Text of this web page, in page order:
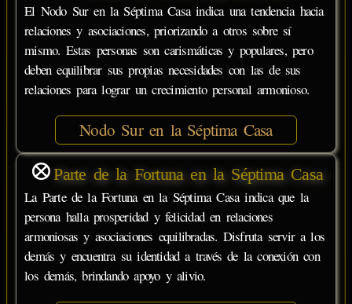
El Nodo Sur en la Séptima Casa indica una tendencia hacia
relaciones y asociaciones, priorizando a otros sobre sí
mismo. Estas personas son carismáticas y populares, pero
deben equilibrar sus propias necesidades con las de sus
relaciones para lograr un crecimiento personal armonioso.
Nodo Sur en la Séptima Casa
Parte de la Fortuna en la Séptima Casa
La Parte de la Fortuna en la Séptima Casa indica que la
persona halla prosperidad y felicidad en relaciones
armoniosas y asociaciones equilibradas. Disfruta servir a los
demás y encuentra su identidad a través de la conexión con
los demás, brindando apoyo y alivio.